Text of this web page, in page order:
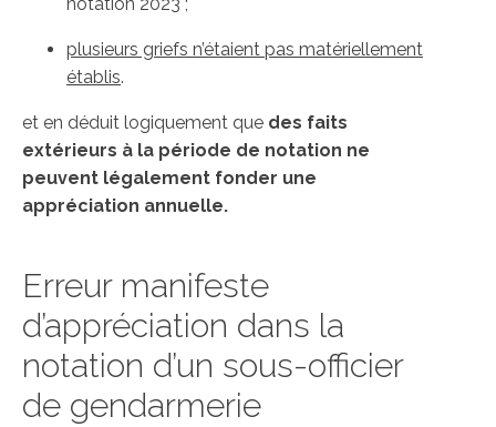
plusieurs griefs n’étaient pas matériellement
établis.
et en déduit logiquement que des faits
extérieurs à la période de notation ne
peuvent légalement fonder une
appréciation annuelle.
Erreur manifeste
d’appréciation dans la
notation d’un sous-officier
de gendarmerie